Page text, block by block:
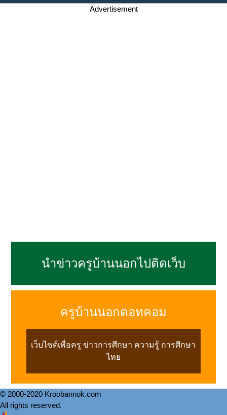
Advertisement
นำข่าวครูบ้านนอกไปติดเว็บ
ครูบ้านนอกดอทคอม
เว็บไซต์เพื่อครู ข่าวการศึกษา ความรู้ การศึกษา
ไทย
© 2000-2020 Kroobannok.com
All rights reserved.